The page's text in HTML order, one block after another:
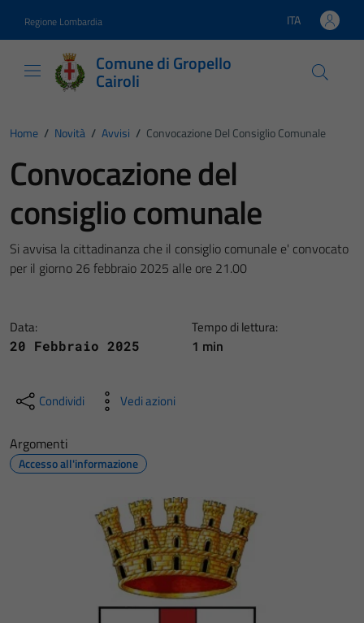
Regione Lombardia Lingua attiva:
ITA
Comune di Gropello
Cairoli
Home / Novità / Avvisi / Convocazione Del Consiglio Comunale
Convocazione del
consiglio comunale
Si avvisa la cittadinanza che il consiglio comunale e' convocato
per il giorno 26 febbraio 2025 alle ore 21.00
Data:
20 Febbraio 2025
Tempo di lettura:
1 min
Condividi Vedi azioni
Argomenti
Accesso all'informazione